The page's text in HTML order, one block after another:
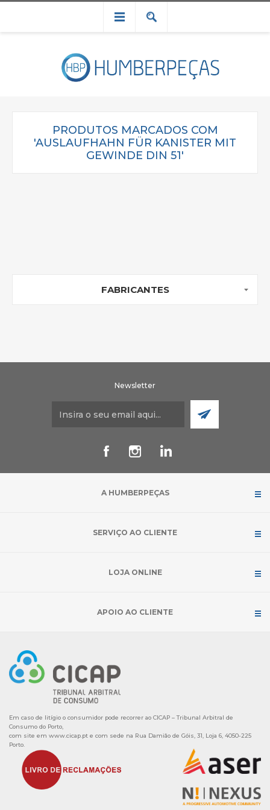
PRODUTOS MARCADOS COM
'AUSLAUFHAHN FÜR KANISTER MIT
GEWINDE DIN 51'
FABRICANTES
Newsletter
A HUMBERPEÇAS
SERVIÇO AO CLIENTE
LOJA ONLINE
APOIO AO CLIENTE
Em caso de litígio o consumidor pode recorrer ao CICAP – Tribunal Arbitral de
Consumo do Porto,
com site em www.cicap.pt e com sede na Rua Damião de Góis, 31, Loja 6, 4050-225
Porto.